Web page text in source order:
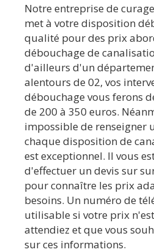
Notre entreprise de
met à votre disposition
qualité pour des prix
débouchage de
d'ailleurs d'un
alentours de 02, vos
débouchage vous ferons
de 200 à 350 euros.
impossible de renseigner
chaque disposition de
est exceptionnel. Il vous
d'effectuer un devis sur
pour connaître les prix
besoins. Un numéro de
utilisable si votre prix
attendiez et que vous
sur ces informations.